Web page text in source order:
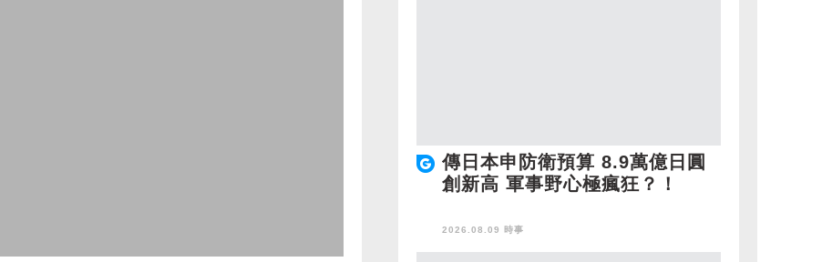
傳日本申防衛預算 8.9萬億日圓
創新高 軍事野心極瘋狂？！
2026.08.09 時事